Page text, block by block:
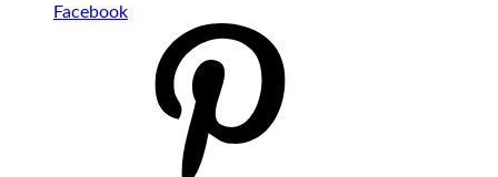
Facebook